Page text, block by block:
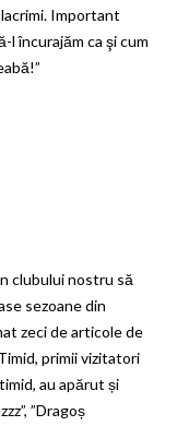
Important
l încurajăm ca şi cum
clubului nostru să
sezoane din
zeci de articole de
primii vizitatori
au apărut și
”Dragoș